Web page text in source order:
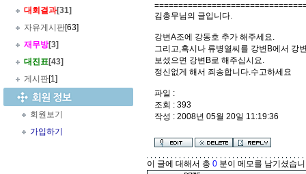
대회결과[31]
자유게시판[63]
재무방[3]
대진표[43]
게시판[1]
회원보기
가입하기
김총무님의 글입니다.
강변A조에 강동호 추가 해주세요.
그리고,혹시나 류병열씨를 강변B에서 강
보셨으면 강변B로 해주십시요.
정신없게 해서 죄송합니다.수고하세요
파일 :
조회 : 393
작성 : 2008년 05월 20일 11:19:36
이 글에 대해서 총 0 분이 메모를 남기셨습